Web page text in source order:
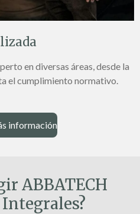
en diversas áreas, desde la
el cumplimiento normativo.
información
ABBATECH